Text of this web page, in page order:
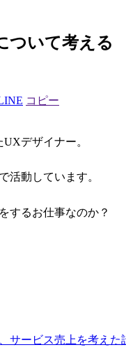
ついて考える
コピー
デザイナー。
活動しています。
するお仕事なのか？
サービス売上を考えた